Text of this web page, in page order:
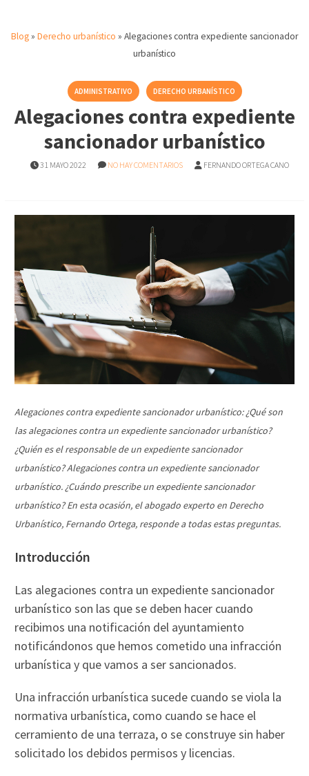
Blog» Derecho urbanístico » Alegaciones contra expediente sancionador
urbanístico
ADMINISTRATIVO DERECHO URBANÍSTICO
Alegaciones contra expediente
sancionador urbanístico
31 MAYO 2022 NO HAY COMENTARIOS FERNANDO ORTEGA CANO
Alegaciones contra expediente sancionador urbanístico: ¿Qué son
las alegaciones contra un expediente sancionador urbanístico?
¿Quién es el responsable de un expediente sancionador
urbanístico? Alegaciones contra un expediente sancionador
urbanístico. ¿Cuándo prescribe un expediente sancionador
urbanístico? En esta ocasión, el abogado experto en Derecho
Urbanístico, Fernando Ortega, responde a todas estas preguntas.
Introducción
Las alegaciones contra un expediente sancionador
urbanístico son las que se deben hacer cuando
recibimos una notificación del ayuntamiento
notificándonos que hemos cometido una infracción
urbanística y que vamos a ser sancionados.
Una infracción urbanística sucede cuando se viola la
normativa urbanística, como cuando se hace el
cerramiento de una terraza, o se construye sin haber
solicitado los debidos permisos y licencias.